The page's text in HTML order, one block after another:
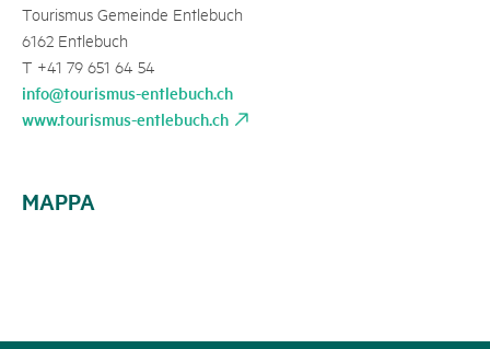
Tourismus Gemeinde Entlebuch
6162 Entlebuch
T +41 79 651 64 54
info@tourismus-entlebuch.ch
www.tourismus-entlebuch.ch
MAPPA